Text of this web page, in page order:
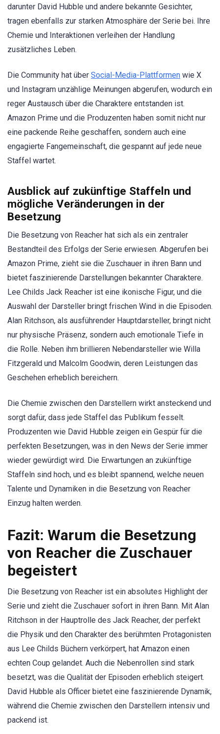
darunter David Hubble und andere bekannte Gesichter,
tragen ebenfalls zur starken Atmosphäre der Serie bei. Ihre
Chemie und Interaktionen verleihen der Handlung
zusätzliches Leben.
Die Community hat über Social-Media-Plattformen wie X
und Instagram unzählige Meinungen abgerufen, wodurch ein
reger Austausch über die Charaktere entstanden ist.
Amazon Prime und die Produzenten haben somit nicht nur
eine packende Reihe geschaffen, sondern auch eine
engagierte Fangemeinschaft, die gespannt auf jede neue
Staffel wartet.
Ausblick auf zukünftige Staffeln und
mögliche Veränderungen in der
Besetzung
Die Besetzung von Reacher hat sich als ein zentraler
Bestandteil des Erfolgs der Serie erwiesen. Abgerufen bei
Amazon Prime, zieht sie die Zuschauer in ihren Bann und
bietet faszinierende Darstellungen bekannter Charaktere.
Lee Childs Jack Reacher ist eine ikonische Figur, und die
Auswahl der Darsteller bringt frischen Wind in die Episoden.
Alan Ritchson, als ausführender Hauptdarsteller, bringt nicht
nur physische Präsenz, sondern auch emotionale Tiefe in
die Rolle. Neben ihm brillieren Nebendarsteller wie Willa
Fitzgerald und Malcolm Goodwin, deren Leistungen das
Geschehen erheblich bereichern.
Die Chemie zwischen den Darstellern wirkt ansteckend und
sorgt dafür, dass jede Staffel das Publikum fesselt.
Produzenten wie David Hubble zeigen ein Gespür für die
perfekten Besetzungen, was in den News der Serie immer
wieder gewürdigt wird. Die Erwartungen an zukünftige
Staffeln sind hoch, und es bleibt spannend, welche neuen
Talente und Dynamiken in die Besetzung von Reacher
Einzug halten werden.
Fazit: Warum die Besetzung
von Reacher die Zuschauer
begeistert
Die Besetzung von Reacher ist ein absolutes Highlight der
Serie und zieht die Zuschauer sofort in ihren Bann. Mit Alan
Ritchson in der Hauptrolle des Jack Reacher, der perfekt
die Physik und den Charakter des berühmten Protagonisten
aus Lee Childs Büchern verkörpert, hat Amazon einen
echten Coup gelandet. Auch die Nebenrollen sind stark
besetzt, was die Qualität der Episoden erheblich steigert.
David Hubble als Officer bietet eine faszinierende Dynamik,
während die Chemie zwischen den Darstellern intensiv und
packend ist.